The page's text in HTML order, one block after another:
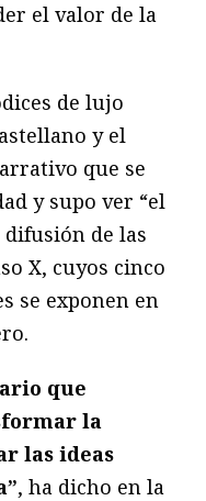
el valor de la
de lujo
y el
que se
y supo ver “el
de las
X, cuyos cinco
se exponen en
que
la
las ideas
, ha dicho en la